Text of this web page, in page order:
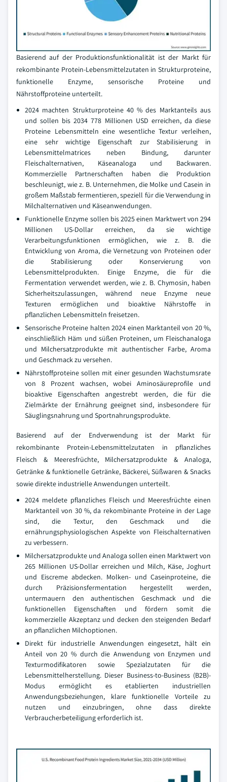
Basierend auf der Produktionsfunktionalität ist der Markt für
rekombinante Protein-Lebensmittelzutaten in Strukturproteine,
funktionelle Enzyme, sensorische Proteine und
Nährstoffproteine unterteilt.
2024 machten Strukturproteine 40 % des Marktanteils aus
und sollen bis 2034 778 Millionen USD erreichen, da diese
Proteine Lebensmitteln eine wesentliche Textur verleihen,
eine sehr wichtige Eigenschaft zur Stabilisierung in
Lebensmittelmatrices neben Bindung, darunter
Fleischalternativen, Käseanaloga und Backwaren.
Kommerzielle Partnerschaften haben die Produktion
beschleunigt, wie z. B. Unternehmen, die Molke und Casein in
großem Maßstab fermentieren, speziell für die Verwendung in
Milchalternativen und Käseanwendungen.
Funktionelle Enzyme sollen bis 2025 einen Marktwert von 294
Millionen US-Dollar erreichen, da sie wichtige
Verarbeitungsfunktionen ermöglichen, wie z. B. die
Entwicklung von Aroma, die Vernetzung von Proteinen oder
die Stabilisierung oder Konservierung von
Lebensmittelprodukten. Einige Enzyme, die für die
Fermentation verwendet werden, wie z. B. Chymosin, haben
Sicherheitszulassungen, während neue Enzyme neue
Texturen ermöglichen und bioaktive Nährstoffe in
pflanzlichen Lebensmitteln freisetzen.
Sensorische Proteine halten 2024 einen Marktanteil von 20 %,
einschließlich Häm und süßen Proteinen, um Fleischanaloga
und Milchersatzprodukte mit authentischer Farbe, Aroma
und Geschmack zu versehen.
Nährstoffproteine sollen mit einer gesunden Wachstumsrate
von 8 Prozent wachsen, wobei Aminosäureprofile und
bioaktive Eigenschaften angestrebt werden, die für die
Zielmärkte der Ernährung geeignet sind, insbesondere für
Säuglingsnahrung und Sportnahrungsprodukte.
Basierend auf der Endverwendung ist der Markt für
rekombinante Protein-Lebensmittelzutaten in pflanzliches
Fleisch & Meeresfrüchte, Milchersatzprodukte & Analoga,
Getränke & funktionelle Getränke, Bäckerei, Süßwaren & Snacks
sowie direkte industrielle Anwendungen unterteilt.
2024 meldete pflanzliches Fleisch und Meeresfrüchte einen
Marktanteil von 30 %, da rekombinante Proteine in der Lage
sind, die Textur, den Geschmack und die
ernährungsphysiologischen Aspekte von Fleischalternativen
zu verbessern.
Milchersatzprodukte und Analoga sollen einen Marktwert von
265 Millionen US-Dollar erreichen und Milch, Käse, Joghurt
und Eiscreme abdecken. Molken- und Caseinproteine, die
durch Präzisionsfermentation hergestellt werden,
untermauern den authentischen Geschmack und die
funktionellen Eigenschaften und fördern somit die
kommerzielle Akzeptanz und decken den steigenden Bedarf
an pflanzlichen Milchoptionen.
Direkt für industrielle Anwendungen eingesetzt, hält ein
Anteil von 20 % durch die Anwendung von Enzymen und
Texturmodifikatoren sowie Spezialzutaten für die
Lebensmittelherstellung. Dieser Business-to-Business (B2B)-
Modus ermöglicht es etablierten industriellen
Anwendungsbeziehungen, klare funktionelle Vorteile zu
nutzen und einzubringen, ohne dass direkte
Verbraucherbeteiligung erforderlich ist.